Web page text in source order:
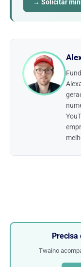
→ Solicitar
Precisa
Twaino